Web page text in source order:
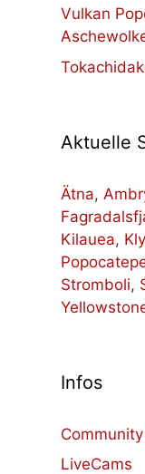
Vulkan
Aktuelle
Ätna,
Kilauea,
Stromboli,
Infos
LiveCams